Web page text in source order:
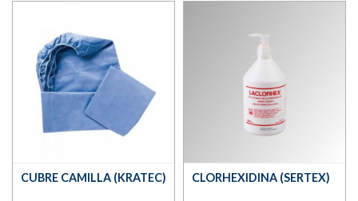
CUBRE CAMILLA (KRATEC) CLORHEXIDINA (SERTEX)